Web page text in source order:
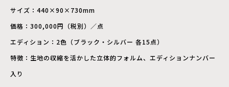
サイズ：440×90×730mm
価格：300,000円（税別）／点
エディション：2色（ブラック・シルバー 各15点）
特徴：生地の収縮を活かした立体的フォルム、エディションナンバー
入り